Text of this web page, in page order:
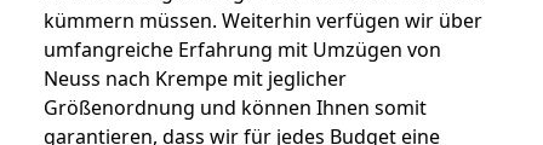
kümmern müssen. Weiterhin verfügen wir über
umfangreiche Erfahrung mit Umzügen von
Neuss nach Krempe mit jeglicher
Größenordnung und können Ihnen somit
garantieren, dass wir für jedes Budget eine